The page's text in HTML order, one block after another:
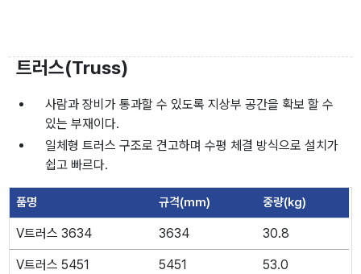
트러스(Truss)
사람과 장비가 통과할 수 있도록 지상부 공간을 확보 할 수
있는 부재이다.
일체형 트러스 구조로 견고하며 수평 체결 방식으로 설치가
쉽고 빠르다.
품명 규격(mm) 중량(kg)
V트러스 3634 3634 30.8
V트러스 5451 5451 53.0